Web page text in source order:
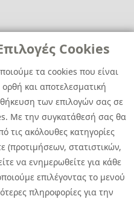
Cookies
τα cookies που είναι
και αποτελεσματική
των επιλογών σας σε
Με την συγκατάθεσή σας θα
τις ακόλουθες κατηγορίες
(προτιμήσεων, στατιστικών,
να ενημερωθείτε για κάθε
επιλέγοντας το μενού
πληροφορίες για την